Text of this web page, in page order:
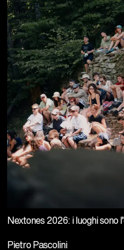
Nextones 2026: i luoghi sono
Pietro Pascolini